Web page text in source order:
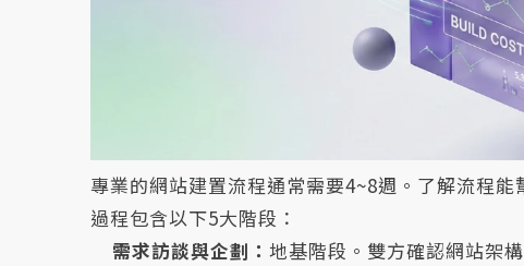
專業的網站建置流程通常需要4~8週。了解流程
過程包含以下5大階段：
需求訪談與企劃：地基階段。雙方確認網站架